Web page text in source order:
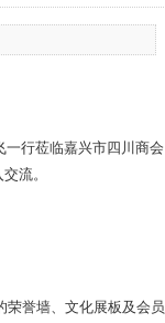
行莅临嘉兴市四川商会
流。
荣誉墙、文化展板及会员